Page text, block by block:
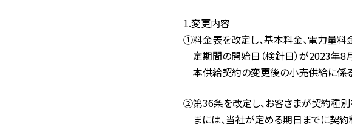
1.変更内容
①料金表を改定し、基本料金、電力量料
定期間の開始日（検針日）が2023年8
本供給契約の変更後の小売供給に係
②第36条を改定し、お客さまが契約種別
まには、当社が定める期日までに契